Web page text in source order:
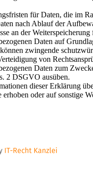
für Daten, die im
nach Ablauf der
an der Weiterspeicherung
Daten auf
zwingende
von
Daten zum
2 DSGVO ausüben.
dieser Erklärung
oder auf sonstige